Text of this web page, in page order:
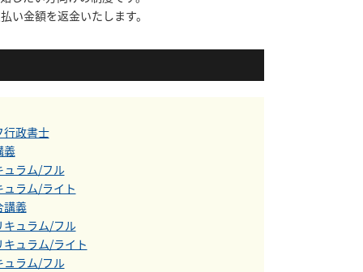
い金額を返金いたします。
行政書士
義
ュラム/フル
ラム/ライト
講義
キュラム/フル
ュラム/ライト
ュラム/フル